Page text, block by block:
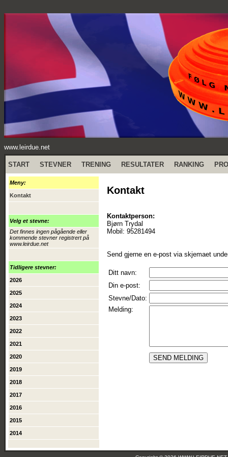
www.leirdue.net
START STEVNER TRENING RESULTATER RANKING
Meny:
Kontakt
Velg et stevne:
Det finnes ingen pågående eller
kommende stevner registrert på
www.leirdue.net
Tidligere stevner:
2026
2025
2024
2023
2022
2021
2020
2019
2018
2017
2016
2015
2014
Kontakt
Kontaktperson:
Bjørn Trydal
Mobil: 95281494
Send gjerne en e-post via skjemaet
Ditt navn:
Din e-post:
Stevne/Dato:
Melding: